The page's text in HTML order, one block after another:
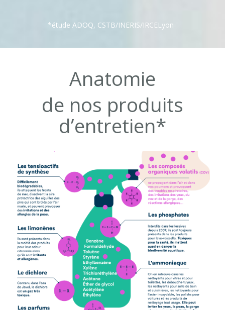
*étude ADOQ, CSTB/INERIS/IRCELyon
Anatomie
de nos produits
d’entretien*